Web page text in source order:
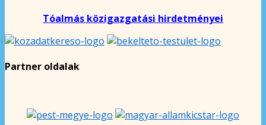
Tóalmás közigazgatási hirdetményei
Partner oldalak